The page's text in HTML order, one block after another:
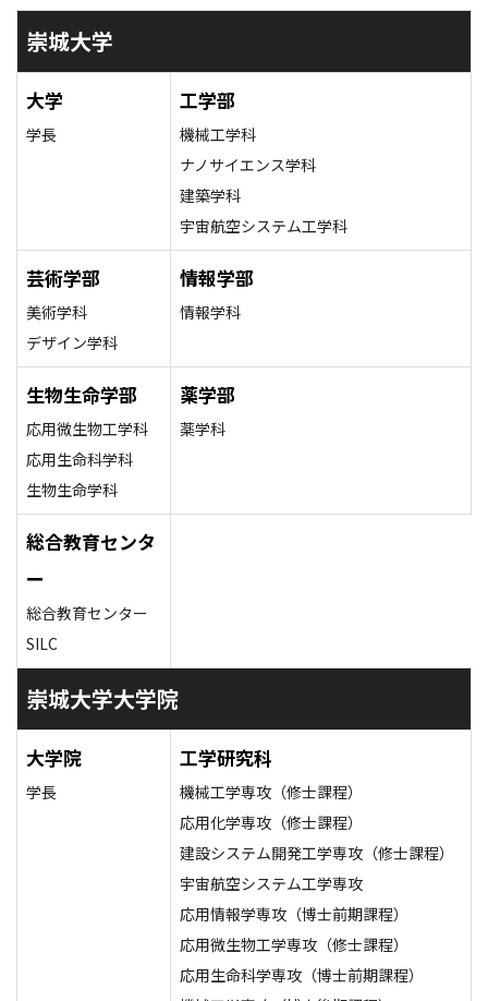
崇城大学
大学
学長
工学部
機械工学科
ナノサイエンス学科
建築学科
宇宙航空システム工学科
芸術学部
美術学科
デザイン学科
情報学部
情報学科
生物生命学部
応用微生物工学科
応用生命科学科
生物生命学科
薬学部
薬学科
総合教育センタ
ー
総合教育センター
SILC
崇城大学大学院
大学院
学長
工学研究科
機械工学専攻（修士課程）
応用化学専攻（修士課程）
建設システム開発工学専攻（修士課程）
宇宙航空システム工学専攻
応用情報学専攻（博士前期課程）
応用微生物工学専攻（修士課程）
応用生命科学専攻（博士前期課程）